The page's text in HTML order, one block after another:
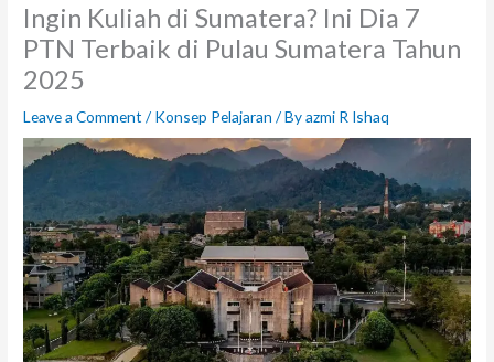
Ingin Kuliah di Sumatera? Ini Dia 7
PTN Terbaik di Pulau Sumatera Tahun
2025
Leave a Comment / Konsep Pelajaran / Byazmi R Ishaq